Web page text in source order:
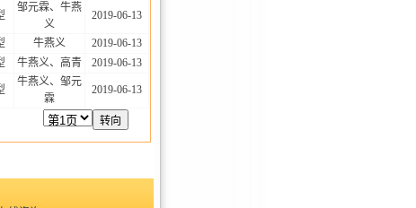
邹元霖、牛燕
义
2019-06-13
牛燕义
2019-06-13
牛燕义、高青 2019-06-13
牛燕义、邹元
霖
2019-06-13